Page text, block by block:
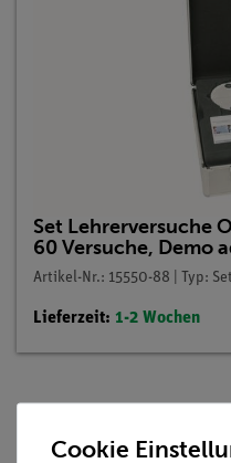
Set Lehrerversuche
60 Versuche, Demo
Artikel-Nr.: 15550-88 | Typ: Set
Lieferzeit: 1-2 Wochen
Cookie